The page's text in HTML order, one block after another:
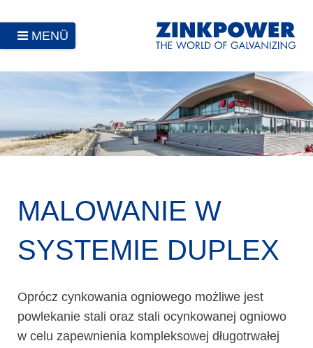
MENÜ
MALOWANIE W
SYSTEMIE DUPLEX
Oprócz cynkowania ogniowego możliwe jest
powlekanie stali oraz stali ocynkowanej ogniowo
w celu zapewnienia kompleksowej długotrwałej